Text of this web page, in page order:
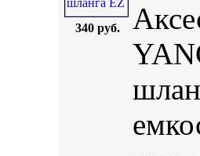
340 руб.